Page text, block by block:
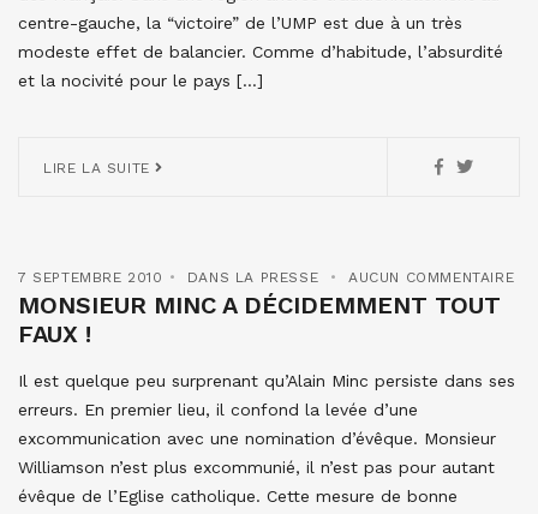
centre-gauche, la “victoire” de l’UMP est due à un très
modeste effet de balancier. Comme d’habitude, l’absurdité
et la nocivité pour le pays […]
LIRE LA SUITE
7 SEPTEMBRE 2010 DANS LA PRESSE AUCUN COMMENTAIRE
MONSIEUR MINC A DÉCIDEMMENT TOUT
FAUX !
Il est quelque peu surprenant qu’Alain Minc persiste dans ses
erreurs. En premier lieu, il confond la levée d’une
excommunication avec une nomination d’évêque. Monsieur
Williamson n’est plus excommunié, il n’est pas pour autant
évêque de l’Eglise catholique. Cette mesure de bonne